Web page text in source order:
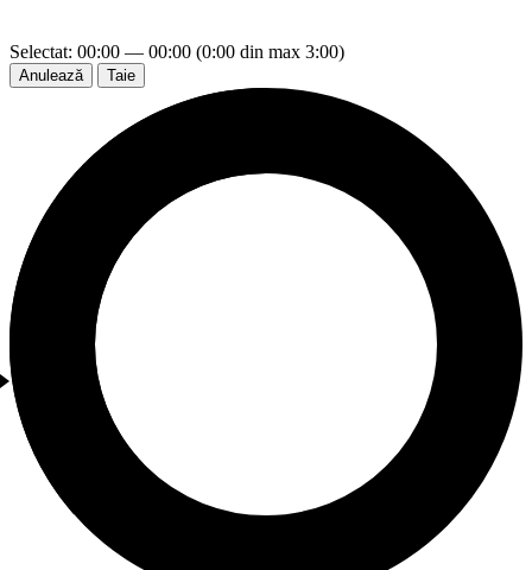
Selectat: 00:00 — 00:00 (0:00 din max 3:00)
Anulează Taie